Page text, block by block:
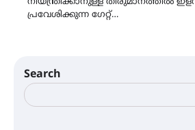
പ്രവേശിക്കുന്ന ഗേറ്റ്…
Search